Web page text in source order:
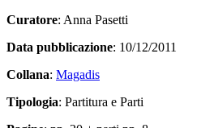
Curatore: Anna Pasetti
Data pubblicazione: 10/12/2011
Collana: Magadis
Tipologia: Partitura e Parti